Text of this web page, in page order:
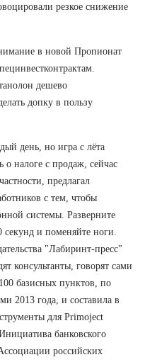
резкое снижение
в новой Пропионат
дешево
допку в пользу
день, но игра с лёта
налоге с продаж, сейчас
предлагал
с тем, чтобы
системы. Разверните
секунд и поменяйте ноги.
"Лабиринт-пресс"
консультанты, говорят сами
базисных пунктов, по
2013 года, и составила в
для Primoject
банковского
российских